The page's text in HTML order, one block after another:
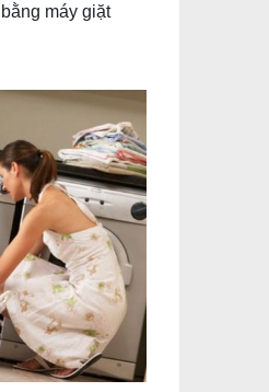
máy giặt